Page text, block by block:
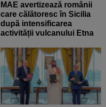
MAE avertizează românii
care călătoresc în Sicilia
după intensificarea
activității vulcanului Etna